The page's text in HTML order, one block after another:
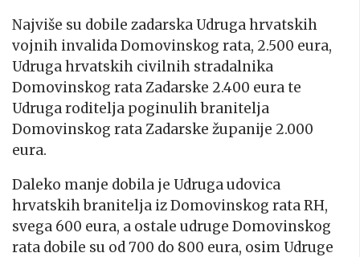
Najviše su dobile zadarska Udruga hrvatskih
vojnih invalida Domovinskog rata, 2.500 eura,
Udruga hrvatskih civilnih stradalnika
Domovinskog rata Zadarske 2.400 eura te
Udruga roditelja poginulih branitelja
Domovinskog rata Zadarske županije 2.000
eura.
Daleko manje dobila je Udruga udovica
hrvatskih branitelja iz Domovinskog rata RH,
svega 600 eura, a ostale udruge Domovinskog
rata dobile su od 700 do 800 eura, osim Udruge